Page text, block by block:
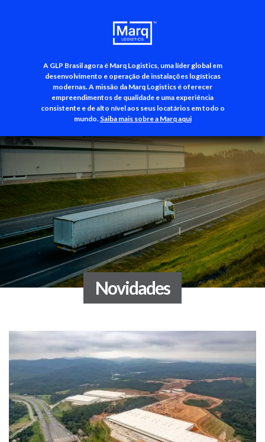
A GLP Brasil agora é Marq Logistics, uma líder global em
desenvolvimento e operação de instalações logísticas
modernas. A missão da Marq Logistics é oferecer
empreendimentos de qualidade e uma experiência
consistente e de alto nível aos seus locatários em todo o
mundo. Saiba mais sobre a Marq aqui
+55 (11) 3500-3700
Novidades